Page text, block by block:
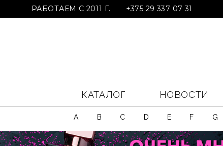
РАБОТАЕМ С 2011 Г. +375 29 337 07 31
КАТАЛОГ НОВОСТИ
A B C D E F G